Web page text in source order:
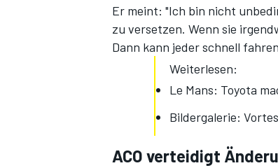
SPORTWAGEN
Er meint: "Ich bin nicht
zu versetzen. Wenn sie
Dann kann jeder schnell
Weiterlesen:
Le Mans: Toyota
Bildergalerie:
ACO verteidigt